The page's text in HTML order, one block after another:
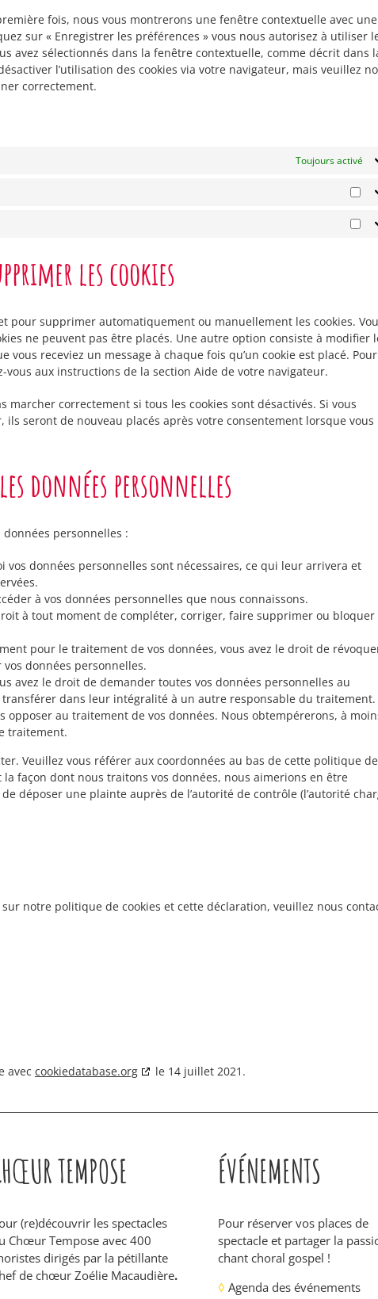
fois, nous vous montrerons une fenêtre contextuelle avec une
sur « Enregistrer les préférences » vous nous autorisez à utiliser
avez sélectionnés dans la fenêtre contextuelle, comme décrit dans
l’utilisation des cookies via votre navigateur, mais veuillez
correctement.
Toujours activé
les cookies
pour supprimer automatiquement ou manuellement les cookies.
ne peuvent pas être placés. Une autre option consiste à modifier
receviez un message à chaque fois qu’un cookie est placé. Pour
aux instructions de la section Aide de votre navigateur.
correctement si tous les cookies sont désactivés. Si vous
seront de nouveau placés après votre consentement lorsque vous
données personnelles
personnelles :
vos données personnelles sont nécessaires, ce qui leur arrivera et
à vos données personnelles que nous connaissons.
à tout moment de compléter, corriger, faire supprimer ou bloquer
pour le traitement de vos données, vous avez le droit de
données personnelles.
avez le droit de demander toutes vos données personnelles au
dans leur intégralité à un autre responsable du traitement.
opposer au traitement de vos données. Nous obtempérerons, à
traitement.
Veuillez vous référer aux coordonnées au bas de cette politique de
façon dont nous traitons vos données, nous aimerions en être
déposer une plainte auprès de l’autorité de contrôle (l’autorité
notre politique de cookies et cette déclaration, veuillez nous
avec cookiedatabase.org le 14 juillet 2021.
TEMPOSE
(re)découvrir les spectacles
Chœur Tempose avec 400
dirigés par la pétillante
de chœur Zoélie Macaudière.
ÉVÉNEMENTS
Pour réserver vos places de
spectacle et partager la
chant choral gospel !
◊ Agenda des événements